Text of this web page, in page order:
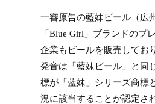
一審原告の藍妹ビール（広
「Blue Girl 」ブランドのプ
企業もビールを販売してお
発音は「藍妹ビール」と同
標が「蓝妹」シリーズ商標
況に該当することが認定さ